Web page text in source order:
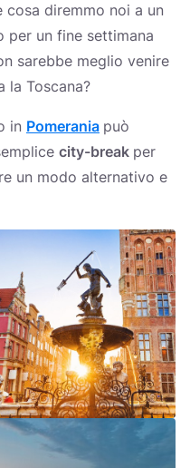
cosa diremmo noi a un
per un fine settimana
sarebbe meglio venire
la Toscana?
in Pomerania può
city-break per
un modo alternativo e